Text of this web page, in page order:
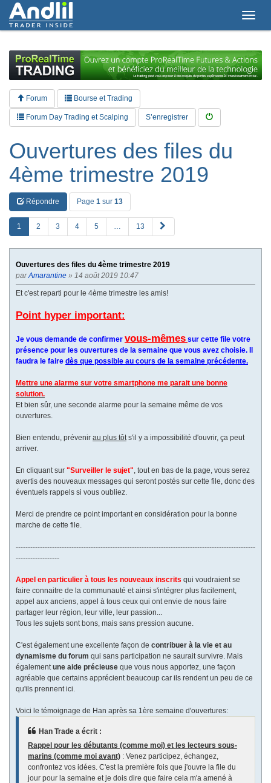
T
g
l
e
n
Forum Bourse et Trading
Forum Day Trading et Scalping S’enregistrer
Ouvertures des files du
4ème trimestre 2019
Répondre Page 1 sur 13
1 2 3 4 5 … 13
u
i
a
e
Ouvertures des files du 4ème trimestre 2019
parAmarantine » 14 août 2019 10:47
Et c'est reparti pour le 4ème trimestre les amis!
Point hyper important:
Je vous demande de confirmer vous-mêmes sur cette file votre
présence pour les ouvertures de la semaine que vous avez choisie. Il
faudra le faire dès que possible au cours de la semaine précédente.
Mettre une alarme sur votre smartphone me parait une bonne
solution.
Et bien sûr, une seconde alarme pour la semaine même de vos
ouvertures.
Bien entendu, prévenir au plus tôts'il y a impossibilité d'ouvrir, ça peut
arriver.
En cliquant sur "Surveiller le sujet", tout en bas de la page, vous serez
avertis des nouveaux messages qui seront postés sur cette file, donc des
éventuels rappels si vous oubliez.
Merci de prendre ce point important en considération pour la bonne
marche de cette file.
---------------------------------------------------------------------------------------------------
------------------
Appel en particulier à tous les nouveaux inscrits qui voudraient se
faire connaitre de la communauté et ainsi s'intégrer plus facilement,
appel aux anciens, appel à tous ceux qui ont envie de nous faire
partager leur région, leur ville, leur passion...
Tous les sujets sont bons, mais sans pression aucune.
C'est également une excellente façon de contribuer à la vie et au
dynamisme du forum qui sans participation ne saurait survivre. Mais
égalementune aide précieuse que vous nous apportez, une façon
agréable que certains apprécient beaucoup car ils rendent un peu de ce
qu'ils prennent ici.
Voici le témoignage de Han après sa 1ère semaine d'ouvertures:
Han Trade a écrit :
Rappel pour les débutants (comme moi) et les lecteurs sous-
marins (comme moi avant) : Venez participez, échangez,
confrontez vos idées. C'est la première fois que j'ouvre la file du
jour pour la semaine et je dois dire que faire cela m'a amené à